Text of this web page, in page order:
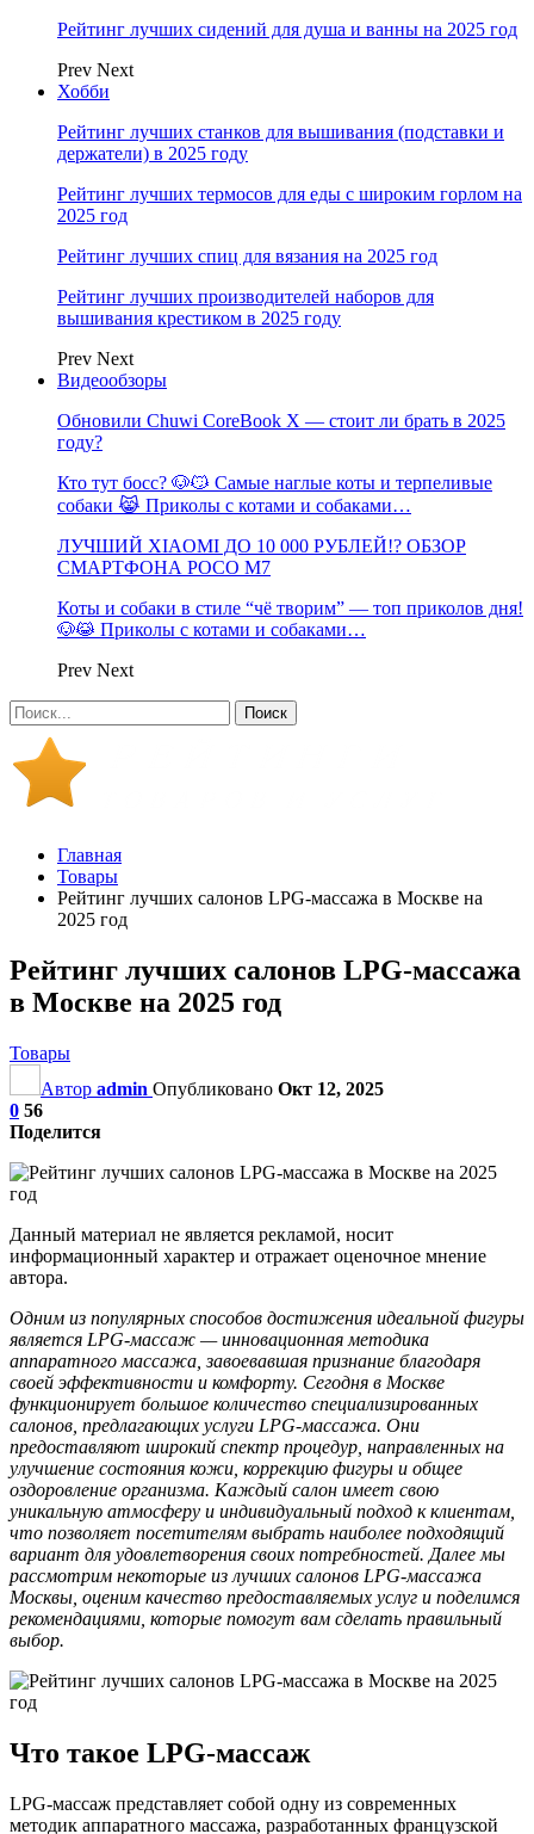
Рейтинг лучших сидений для душа и ванны на 2025 год
Prev Next
Хобби
Рейтинг лучших станков для вышивания (подставки и
держатели) в 2025 году
Рейтинг лучших термосов для еды с широким горлом на
2025 год
Рейтинг лучших спиц для вязания на 2025 год
Рейтинг лучших производителей наборов для
вышивания крестиком в 2025 году
Prev Next
Видеообзоры
Обновили Chuwi CoreBook X — стоит ли брать в 2025
году?
Кто тут босс? 🐶😼 Самые наглые коты и терпеливые
собаки 😹 Приколы с котами и собаками…
ЛУЧШИЙ XIAOMI ДО 10 000 РУБЛЕЙ!? ОБЗОР
СМАРТФОНА POCO M7
Коты и собаки в стиле “чё творим” — топ приколов дня!
🐶😹 Приколы с котами и собаками…
Prev Next
Главная
Товары
Рейтинг лучших салонов LPG-массажа в Москве на
2025 год
Рейтинг лучших салонов LPG-массажа
в Москве на 2025 год
Товары
Автор admin Опубликовано Окт 12, 2025
0 56
Поделится
Данный материал не является рекламой, носит
информационный характер и отражает оценочное мнение
автора.
Одним из популярных способов достижения идеальной фигуры
является LPG-массаж — инновационная методика
аппаратного массажа, завоевавшая признание благодаря
своей эффективности и комфорту. Сегодня в Москве
функционирует большое количество специализированных
салонов, предлагающих услуги LPG-массажа. Они
предоставляют широкий спектр процедур, направленных на
улучшение состояния кожи, коррекцию фигуры и общее
оздоровление организма. Каждый салон имеет свою
уникальную атмосферу и индивидуальный подход к клиентам,
что позволяет посетителям выбрать наиболее подходящий
вариант для удовлетворения своих потребностей. Далее мы
рассмотрим некоторые из лучших салонов LPG-массажа
Москвы, оценим качество предоставляемых услуг и поделимся
рекомендациями, которые помогут вам сделать правильный
выбор.
Что такое LPG-массаж
LPG-массаж представляет собой одну из современных
методик аппаратного массажа, разработанных французской